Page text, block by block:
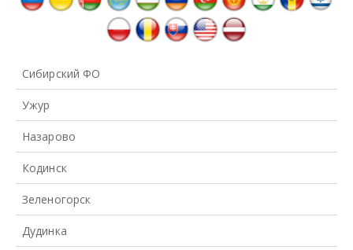
Сибирский ФО
Ужур
Назарово
Кодинск
Зеленогорск
Дудинка